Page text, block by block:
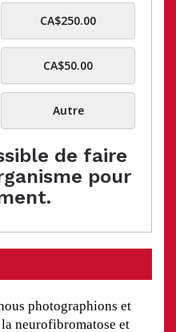
CA$250.00
CA$50.00
Autre
de faire
pour
photographions et
neurofibromatose et